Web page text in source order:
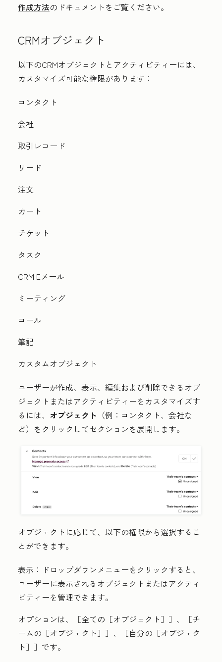
作成方法のドキュメントをご覧ください。
CRMオブジェクト
以下のCRMオブジェクトとアクティビティーには、
カスタマイズ可能な権限があります：
コンタクト
会社
取引レコード
リード
注文
カート
チケット
タスク
CRM Eメール
ミーティング
コール
筆記
カスタムオブジェクト
ユーザーが作成、表示、編集および削除できるオブ
ジェクトまたはアクティビティーをカスタマイズす
るには、 オブジェクト （例：コンタクト、会社な
ど）をクリックしてセクションを展開します。
オブジェクトに応じて、以下の権限から選択するこ
とができます。
表示 ： ドロップダウンメニューをクリックすると、
ユーザーに表示されるオブジェクトまたはアクティ
ビティーを管理できます。
オプションは、［全ての［オブジェクト］］ 、［チ
ームの［オブジェクト］］ 、［自分の［オブジェク
ト］］ です。